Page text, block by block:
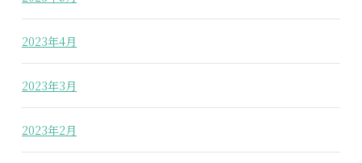
2023年4月
2023年3月
2023年2月